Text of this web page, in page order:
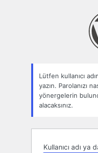
Lütfen kullanıcı
yazın. Parolanızı
yönergelerin
alacaksınız.
Kullanıcı adı ya